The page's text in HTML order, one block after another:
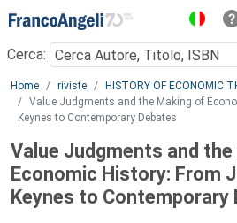
Menu
Cerca:
Main content
Home riviste HISTORY OF ECONOMIC
Value Judgments and the Making of
Keynes to Contemporary Debates
Value Judgments and
Economic History: From
Keynes to Contemporary